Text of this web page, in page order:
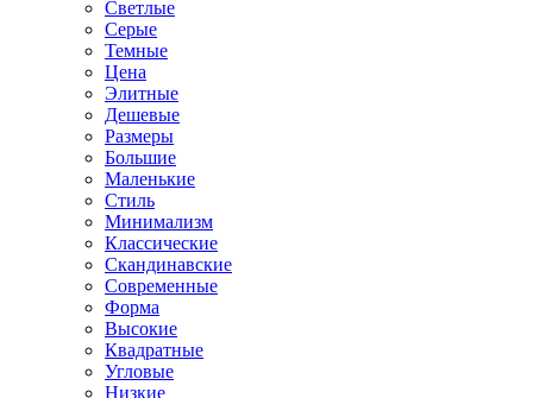
Светлые
Серые
Темные
Цена
Элитные
Дешевые
Размеры
Большие
Маленькие
Стиль
Минимализм
Классические
Скандинавские
Современные
Форма
Высокие
Квадратные
Угловые
Низкие